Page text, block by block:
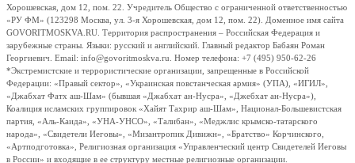
Хорошевская, дом 12, пом. 22. Учредитель Общество с ограниченной ответственностью
«РУ ФМ» (123298 Москва, ул. 3-я Хорошевская, дом 12, пом. 22). Доменное имя сайта
GOVORITMOSKVA.RU. Территория распространения – Российская Федерация и
зарубежные страны. Языки: русский и английский. Главный редактор Бабаян Роман
Георгиевич. Email: info@govoritmoskva.ru. Номер телефона: +7 (495) 950-62-26
*Экстремистские и террористические организации, запрещенные в Российской
Федерации: «Правый сектор», «Украинская повстанческая армия» (УПА), «ИГИЛ»,
«Джабхат Фатх аш-Шам» (бывшая «Джабхат ан-Нусра», «Джебхат ан-Нусра»),
Коалиция исламских группировок «Хайят Тахрир аш-Шам», Национал-Большевистская
партия, «Аль-Каида», «УНА-УНСО», «Талибан», «Меджлис крымско-татарского
народа», «Свидетели Иеговы», «Мизантропик Дивижн», «Братство» Корчинского,
«Артподготовка», Религиозная организация «Управленческий центр Свидетелей Иеговы
в России» и входящие в ее структуру местные религиозные организации.